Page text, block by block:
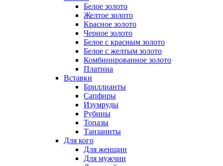
Белое золото
Желтое золото
Красное золото
Черное золото
Белое с красным золото
Белое с желтым золото
Комбинированное золото
Платина
Вставки
Бриллианты
Сапфиры
Изумруды
Рубины
Топазы
Танзаниты
Для кого
Для женщин
Для мужчин